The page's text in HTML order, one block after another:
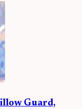
Guard,